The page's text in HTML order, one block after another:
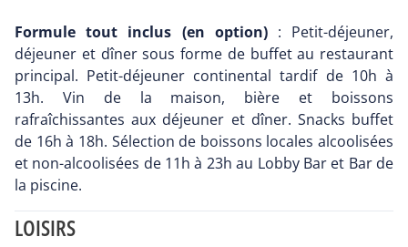
Formule tout inclus (en option): Petit-déjeuner,
déjeuner et dîner sous forme de buffet au restaurant
principal. Petit-déjeuner continental tardif de 10h à
13h. Vin de la maison, bière et boissons
rafraîchissantes aux déjeuner et dîner. Snacks buffet
de 16h à 18h. Sélection de boissons locales alcoolisées
et non-alcoolisées de 11h à 23h au Lobby Bar et Bar de
la piscine.
LOISIRS